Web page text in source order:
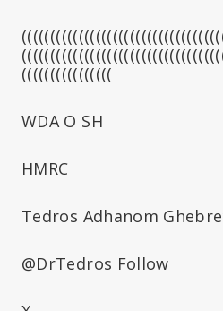
((((((((((((((((
WDA O SH
HMRC
Tedros Adhanom
@DrTedros Follow